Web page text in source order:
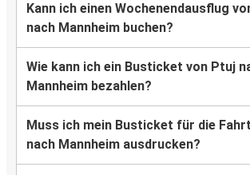
Kann ich einen Wochenendausflug
nach Mannheim buchen?
Wie kann ich ein Busticket von Ptuj
Mannheim bezahlen?
Muss ich mein Busticket für die
nach Mannheim ausdrucken?